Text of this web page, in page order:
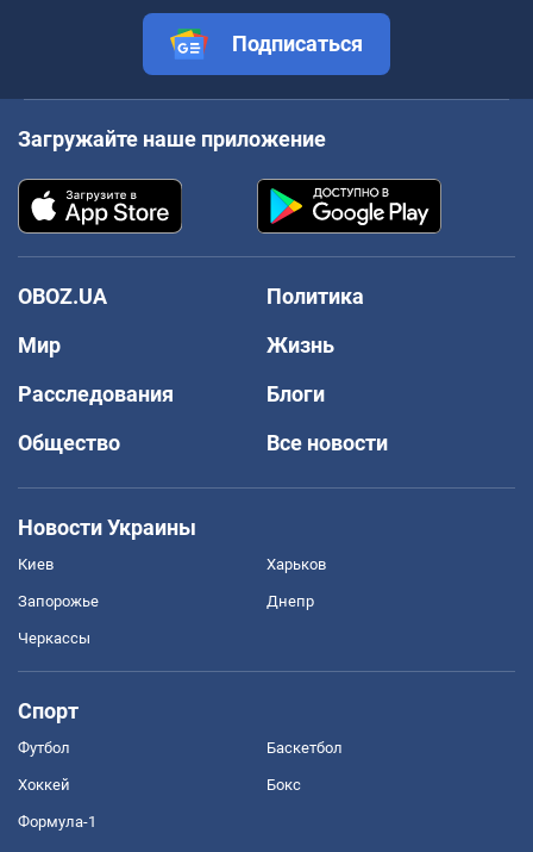
Подписаться
Загружайте наше приложение
OBOZ.UA
Политика
Мир
Жизнь
Расследования
Блоги
Общество
Все новости
Новости Украины
Киев Харьков
Запорожье Днепр
Черкассы
Спорт
Футбол Баскетбол
Хоккей Бокс
Формула-1